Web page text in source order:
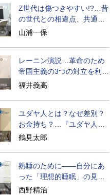
Z世代は傷つきやすい!?…昔
の世代との相違点、共通点
とは
山浦一保
レーニン演説…革命のため
帝国主義の3つの対立を利用
せよ
福井義高
ユダヤ人とは？なぜ差別？
お金持ち？…『ユダヤ人の
歴史』に学ぶ
鶴見太郎
熟睡のために――自分にあ
った「理想的睡眠」の見つ
け方
西野精治